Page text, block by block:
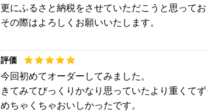
更にふるさと納税をさせていただこうと思ってお
その際はよろしくお願いいたします。
今回初めてオーダーしてみました。
きてみてびっくりかなり思っていたより重くてず
めちゃくちゃおいしかったです。